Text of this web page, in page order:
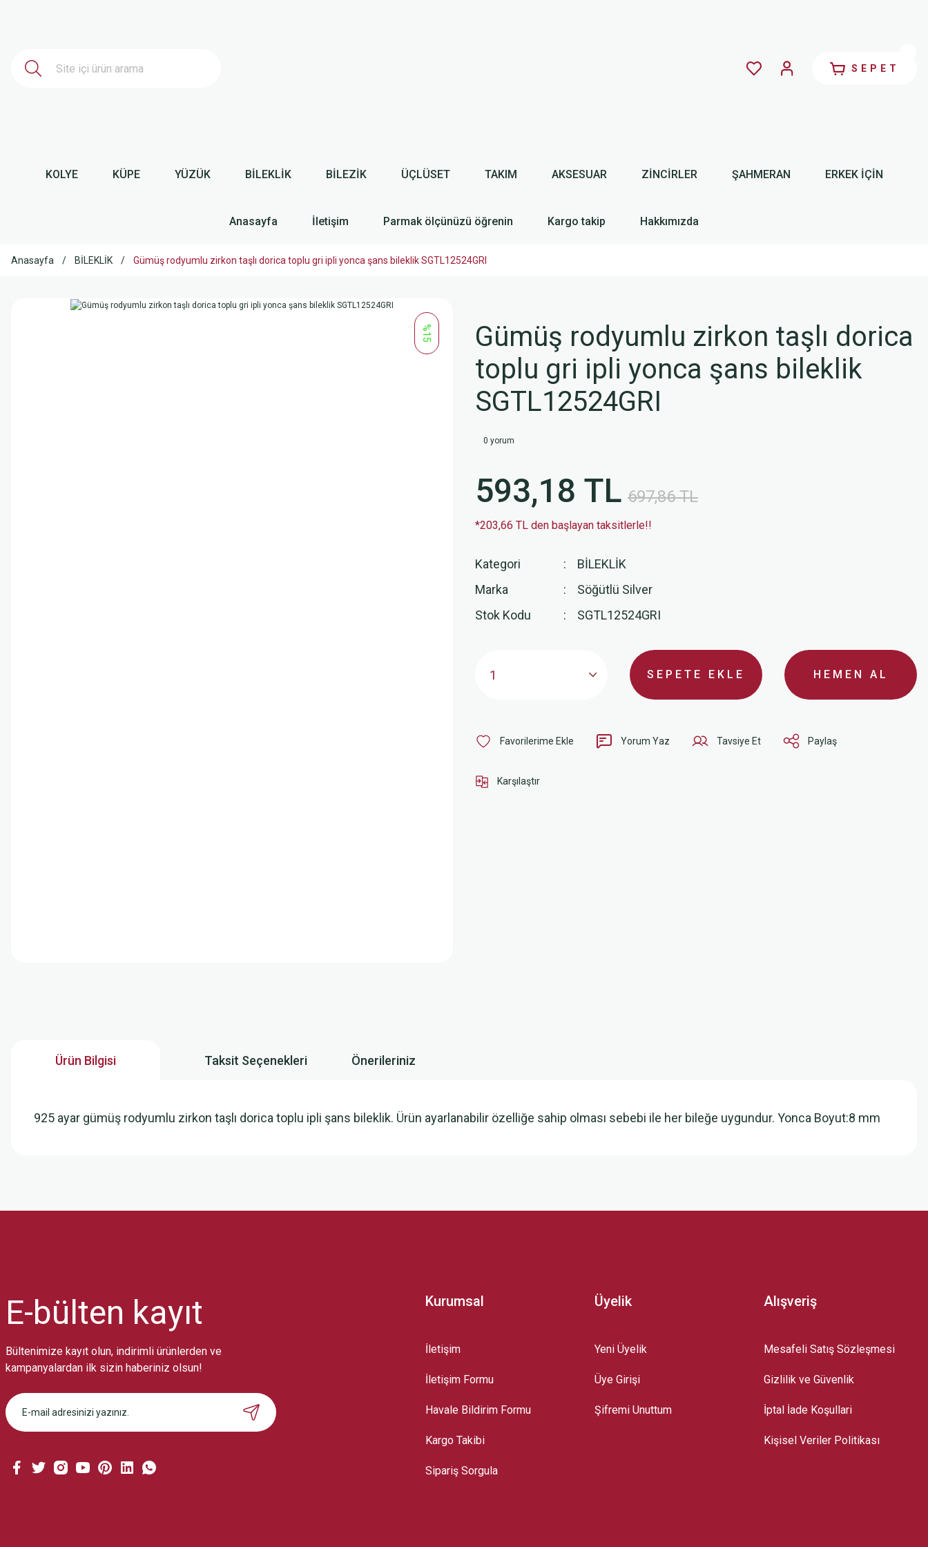
SEPET
KOLYE KÜPE YÜZÜK BİLEKLİK BİLEZİK ÜÇLÜSET TAKIM AKSESUAR ZİNCİRLER ŞAHMERAN ERKEK İÇİN
Anasayfa İletişim Parmak ölçünüzü öğrenin Kargo takip Hakkımızda
Anasayfa BİLEKLİK Gümüş rodyumlu zirkon taşlı dorica toplu gri ipli yonca şans bileklik SGTL12524GRI
%15
Gümüş rodyumlu zirkon taşlı dorica
toplu gri ipli yonca şans bileklik
SGTL12524GRI
0 yorum
593,18 TL 697,86 TL
*203,66 TL den başlayan taksitlerle!!
Kategori
BİLEKLİK
Marka
Söğütlü Silver
Stok Kodu
SGTL12524GRI
SEPETE EKLE HEMEN AL
Yorum Yaz Tavsiye Et Paylaş
Karşılaştır
Ürün Bilgisi Taksit Seçenekleri Önerileriniz
925 ayar gümüş rodyumlu zirkon taşlı dorica toplu ipli şans bileklik. Ürün ayarlanabilir özelliğe sahip olması sebebi ile her bileğe uygundur. Yonca Boyut:8 mm
Bu ürüne benzer farklı alternatifler olmalı.
Gönder
E-bülten kayıt
Bültenimize kayıt olun, indirimli ürünlerden ve
kampanyalardan ilk sizin haberiniz olsun!
Kurumsal
İletişim
İletişim Formu
Havale Bildirim Formu
Kargo Takibi
Sipariş Sorgula
Üyelik
Yeni Üyelik
Üye Girişi
Şifremi Unuttum
Alışveriş
Mesafeli Satış Sözleşmesi
Gizlilik ve Güvenlik
İptal İade Koşullari
Kişisel Veriler Politikası